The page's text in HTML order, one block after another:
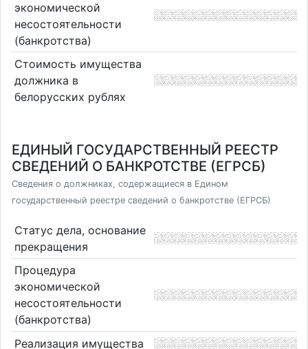
экономической
несостоятельности
(банкротства)
Стоимость имущества
должника в
белорусских рублях
ЕДИНЫЙ ГОСУДАРСТВЕННЫЙ РЕЕСТР
СВЕДЕНИЙ О БАНКРОТСТВЕ (ЕГРСБ)
Сведения о должниках, содержащиеся в Едином
государственный реестре сведений о банкротстве (ЕГРСБ)
Статус дела, основание
прекращения
Процедура
экономической
несостоятельности
(банкротства)
Реализация имущества